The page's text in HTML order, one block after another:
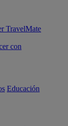
TravelMate
con
Educación